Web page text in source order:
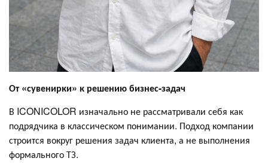
От «сувенирки» к решению бизнес-задач
В ICONICOLOR изначально не рассматривали себя как
подрядчика в классическом понимании. Подход компании
строится вокруг решения задач клиента, а не выполнения
формального ТЗ.